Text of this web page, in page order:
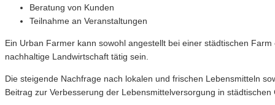
Beratung von Kunden
Teilnahme an Veranstaltungen
Ein Urban Farmer kann sowohl angestellt bei einer städtischen
nachhaltige Landwirtschaft tätig sein.
Die steigende Nachfrage nach lokalen und frischen Lebensmitteln
Beitrag zur Verbesserung der Lebensmittelversorgung in